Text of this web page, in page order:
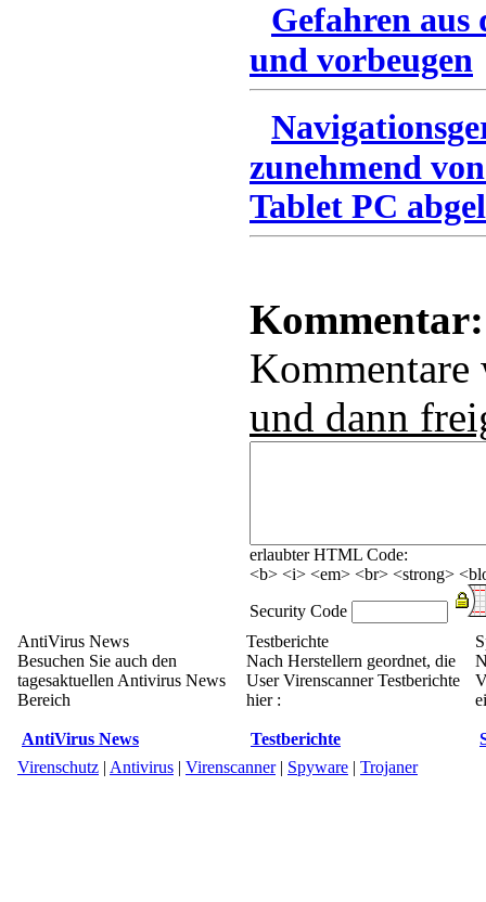
Gefahren
und vorbeugen
zunehmend
Tablet PC
Kommentar:
und dann
erlaubter HTML Code:
<b> <i> <em> <br> <strong>
Security Code
AntiVirus News
Besuchen Sie auch den
tagesaktuellen Antivirus News
Bereich
AntiVirus News
Testberichte
Nach Herstellern geordnet, die
User Virenscanner Testberichte
hier :
Testberichte
Virenschutz | Antivirus | Virenscanner| Spyware | Trojaner